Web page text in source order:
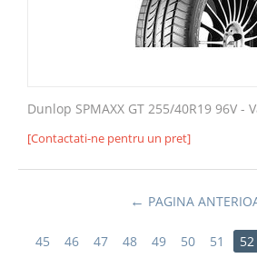
Dunlop SPMAXX GT 255/40R19 96V -
[Contactati-ne pentru un pret]
PAGINA
45 46 47 48 49 50 51 52